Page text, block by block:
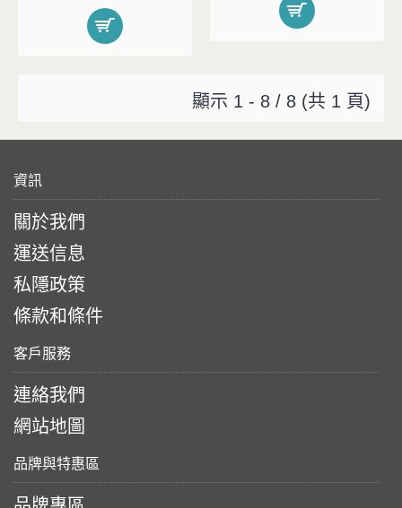
顯示 1 - 8 / 8 (共 1 頁)
資訊
關於我們
運送信息
私隱政策
條款和條件
客戶服務
連絡我們
網站地圖
品牌與特惠區